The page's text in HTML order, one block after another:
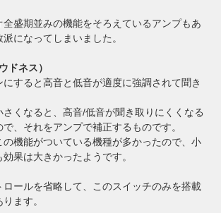
盛期並みの機能をそろえているアンプもあ
になってしまいました。
ドネス）
にすると高音と低音が適度に強調されて聞き
さくなると、高音/低音が聞き取りにくくなる
、それをアンプで補正するものです。
の機能がついている機種が多かったので、小
果は大きかったようです。
ールを省略して、このスイッチのみを搭載
ます。